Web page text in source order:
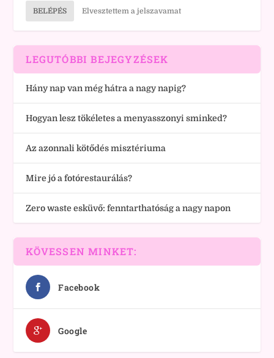
BELÉPÉS Elvesztettem a jelszavamat
LEGUTÓBBI BEJEGYZÉSEK
Hány nap van még hátra a nagy napig?
Hogyan lesz tökéletes a menyasszonyi sminked?
Az azonnali kötődés misztériuma
Mire jó a fotórestaurálás?
Zero waste esküvő: fenntarthatóság a nagy napon
KÖVESSEN MINKET:
Facebook
Google